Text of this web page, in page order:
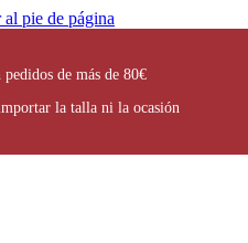
al pie de página
de más de 80€
la talla ni la ocasión